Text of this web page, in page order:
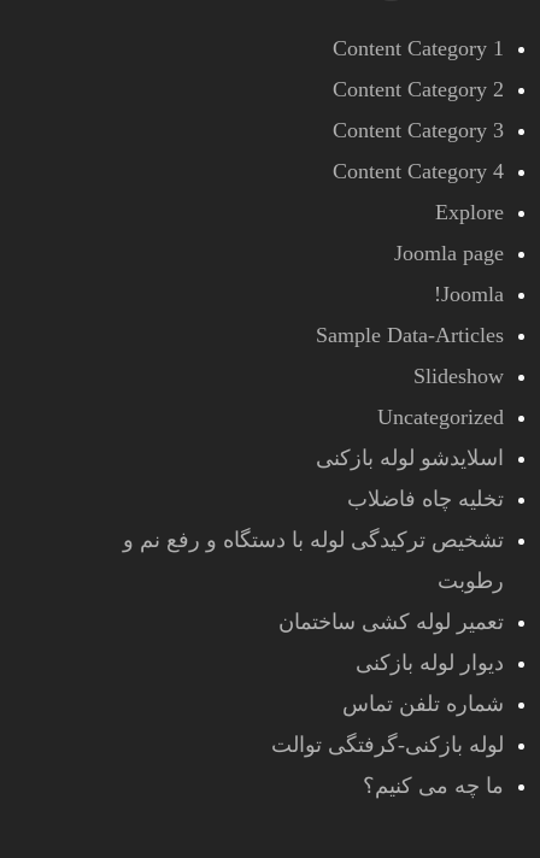
Content Category 1
Content Category 2
Content Category 3
Content Category 4
Explore
Joomla page
Joomla!
Sample Data-Articles
Slideshow
Uncategorized
اسلایدشو لوله بازکنی
تخلیه چاه فاضلاب
تشخیص ترکیدگی لوله با دستگاه و رفع نم و
رطوبت
تعمیر لوله کشی ساختمان
دیوار لوله بازکنی
شماره تلفن تماس
لوله بازکنی-گرفتگی توالت
ما چه می کنیم؟